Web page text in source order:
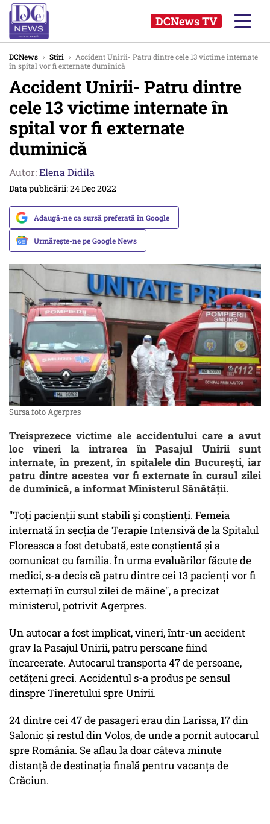
DCNews TV
DCNews › Stiri › Accident Unirii- Patru dintre cele 13 victime internate
în spital vor fi externate duminică
Accident Unirii- Patru dintre
cele 13 victime internate în
spital vor fi externate
duminică
Autor:Elena Didila
Data publicării: 24 Dec 2022
Adaugă-ne ca sursă preferată în Google
Urmărește-ne pe Google News
Sursa foto Agerpres
Treisprezece victime ale accidentului care a avut
loc vineri la intrarea în Pasajul Unirii sunt
internate, în prezent, în spitalele din Bucureşti, iar
patru dintre acestea vor fi externate în cursul zilei
de duminică, a informat Ministerul Sănătăţii.
"Toţi pacienţii sunt stabili şi conştienţi. Femeia
internată în secţia de Terapie Intensivă de la Spitalul
Floreasca a fost detubată, este conştientă şi a
comunicat cu familia. În urma evaluărilor făcute de
medici, s-a decis că patru dintre cei 13 pacienţi vor fi
externaţi în cursul zilei de mâine", a precizat
ministerul, potrivit Agerpres.
Un autocar a fost implicat, vineri, într-un accident
grav la Pasajul Unirii, patru persoane fiind
încarcerate. Autocarul transporta 47 de persoane,
cetăţeni greci. Accidentul s-a produs pe sensul
dinspre Tineretului spre Unirii.
24 dintre cei 47 de pasageri erau din Larissa, 17 din
Salonic și restul din Volos, de unde a pornit autocarul
spre România. Se aflau la doar câteva minute
distanță de destinația finală pentru vacanța de
Crăciun.